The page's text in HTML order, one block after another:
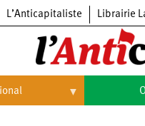
L’Anticapitaliste Librairie